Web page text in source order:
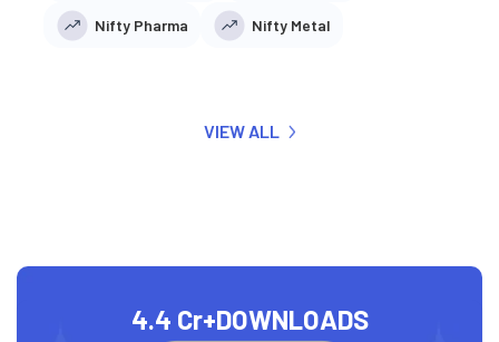
Nifty Pharma Nifty Metal
VIEW ALL
4.4 Cr+DOWNLOADS